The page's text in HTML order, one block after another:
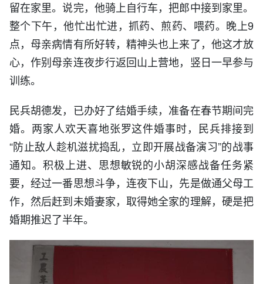
留在家里。说完，他骑上自行车，把郎中接到家里。
整个下午，他忙出忙进，抓药、煎药、喂药。晚上9
点，母亲病情有所好转，精神头也上来了，他这才放
心，作别母亲连夜步行返回山上营地，竖日一早参与
训练。
民兵胡德发，已办好了结婚手续，准备在春节期间完
婚。两家人欢天喜地张罗这件婚事时，民兵排接到
“防止敌人趁机滋扰捣乱，立即开展战备演习”的战事
通知。积极上进、思想敏锐的小胡深感战备任务紧
要，经过一番思想斗争，连夜下山，先是做通父母工
作，然后赶到未婚妻家，取得她全家的理解，硬是把
婚期推迟了半年。